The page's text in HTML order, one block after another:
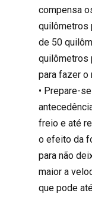
compensa
quilômetros
de 50
quilômetros
para fazer o
• Prepare-
freio e até
o efeito da
para não
maior a
que pode